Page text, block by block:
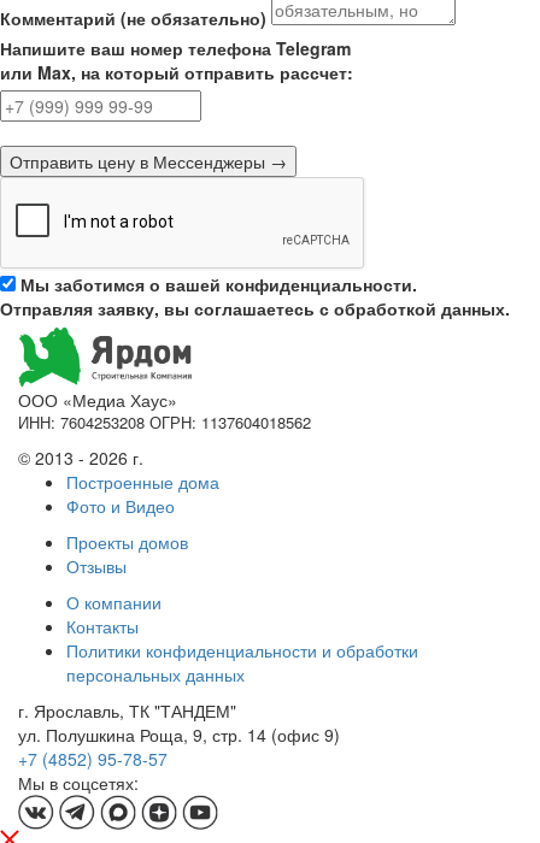
Комментарий (не обязательно)
Напишите ваш номер телефона Telegram
или Max, на который отправить рассчет:
Отправить цену в Мессенджеры →
Мы заботимся о вашей конфиденциальности.
Отправляя заявку, вы соглашаетесь с обработкой данных.
ООО «Медиа Хаус»
ИНН: 7604253208 ОГРН: 1137604018562
© 2013 - 2026 г.
Построенные дома
Фото и Видео
Проекты домов
Отзывы
О компании
Контакты
Политики конфиденциальности и обработки
персональных данных
г. Ярославль, ТК "ТАНДЕМ"
ул. Полушкина Роща, 9, стр. 14 (офис 9)
+7 (4852) 95-78-57
Мы в соцсетях: